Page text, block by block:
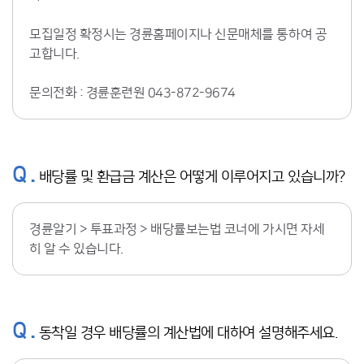
모집일정 확정시는 경륜홈페이지나 신문매체를 통하여 공
고합니다.
문의전화 : 경륜훈련원 043-872-9674
Q . 배당률 및 환급금 계산은 어떻게 이루어지고 있습니까?
경륜알기 > 투표과정 > 배당률보는법 코너에 가시면 자세
히 알 수 있습니다.
Q . 동착일 경우 배당률의 계산법에 대하여 설명해주세요.